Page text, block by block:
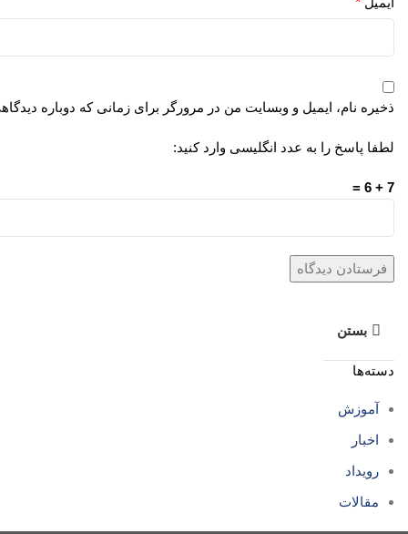
ذخیره نام، ایمیل و وبسایت من در مرورگر برای زمانی که دوباره
لطفا پاسخ را به عدد انگلیسی وارد کنید:
7 + 6 =
بستن
دسته‌ها
آموزش
اخبار
رویداد
مقالات